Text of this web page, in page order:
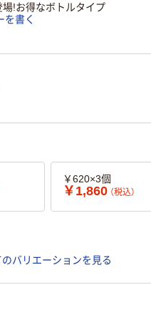
!お得なボトルタイプ
を書く
￥620×3個
￥1,860 （税込）
のバリエーションを見る